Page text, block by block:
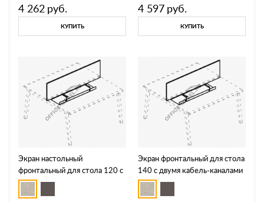
4 262 руб.
КУПИТЬ
4 597 руб.
КУПИТЬ
Экран настольный
фронтальный для стола 120 с
двумя кабель-каналами А4 Б
846
Экран фронтальный для стола
140 с двумя кабель-каналами
А4 Б 847